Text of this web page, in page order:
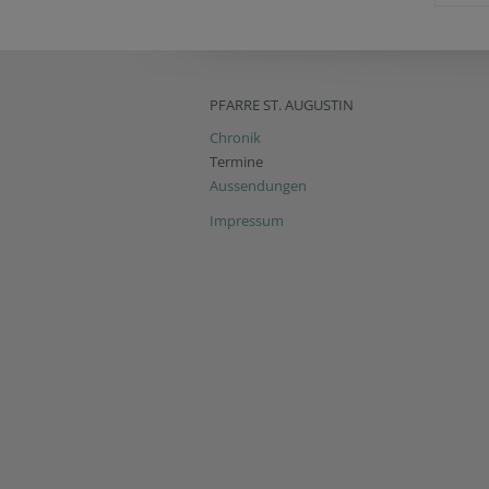
PFARRE ST. AUGUSTIN
Chronik
Termine
Aussendungen
Impressum